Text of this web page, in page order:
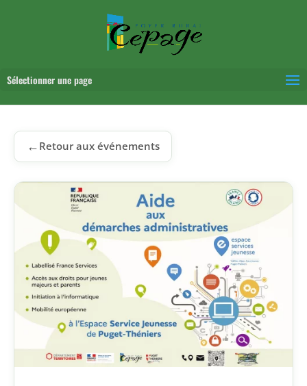
Sélectionner une page
← Retour aux événements